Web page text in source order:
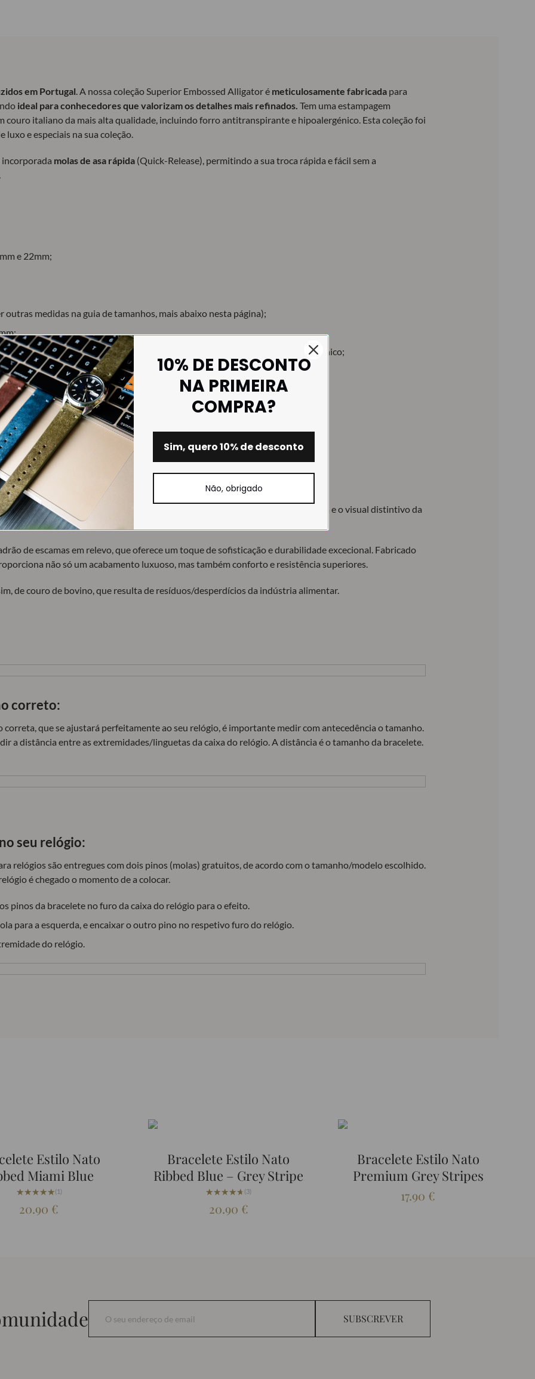
em Portugal. A nossa coleção Superior Embossed Alligator é meticulosamente fabricada para
ideal para conhecedores que valorizam os detalhes mais refinados. Tem uma estampagem
couro italiano da mais alta qualidade, incluindo forro antitranspirante e hipoalergénico. Esta coleção foi
luxo e especiais na sua coleção.
molas de asa rápida (Quick-Release), permitindo a sua troca rápida e fácil sem a
e 22mm;
outras medidas na guia de tamanhos, mais abaixo nesta página);
qualidade com estampado estilo ‘alligator’. Forro antitranspirante e hipoalergénico;
ou Escovado (mate);
e preto.
‘alligator’:
nos nossos produtos é meticulosamente trabalhado para replicar a textura e o visual distintivo da
de escamas em relevo, que oferece um toque de sofisticação e durabilidade excecional. Fabricado
não só um acabamento luxuoso, mas também conforto e resistência superiores.
de couro de bovino, que resulta de resíduos/desperdícios da indústria alimentar.
correto:
correta, que se ajustará perfeitamente ao seu relógio, é importante medir com antecedência o tamanho.
a distância entre as extremidades/linguetas da caixa do relógio. A distância é o tamanho da bracelete.
seu relógio:
relógios são entregues com dois pinos (molas) gratuitos, de acordo com o tamanho/modelo escolhido.
é chegado o momento de a colocar.
pinos da bracelete no furo da caixa do relógio para o efeito.
para a esquerda, e encaixar o outro pino no respetivo furo do relógio.
do relógio.
Estilo Nato
Miami Blue
★★★★★
★★★★★(1)
20.90 €
Bracelete Estilo Nato
Ribbed Blue – Grey Stripe
★★★★★
★★★★★ (3)
20.90 €
Bracelete Estilo Nato
Premium Grey Stripes
17.90 €
SUBSCREVER
10% DE DESCONTO
NA PRIMEIRA
COMPRA?
Sim, quero 10% de desconto
Não, obrigado